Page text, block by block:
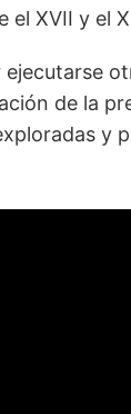
el XVII y el
de la
y